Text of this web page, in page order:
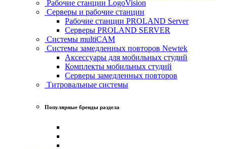
Рабочие станции LogoVision
Серверы и рабочие станции
Рабочие станции PROLAND Server
Серверы PROLAND SERVER
Системы multiCAM
Системы замедленных повторов Newtek
Аксессуары для мобильных студий
Комплекты мобильных студий
Серверы замедленных повторов
Титровальные системы
Популярные бренды раздела